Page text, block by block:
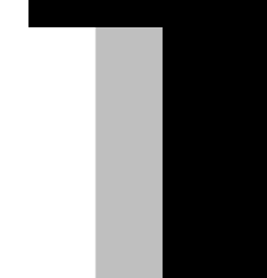
μετάδοση, αλλά